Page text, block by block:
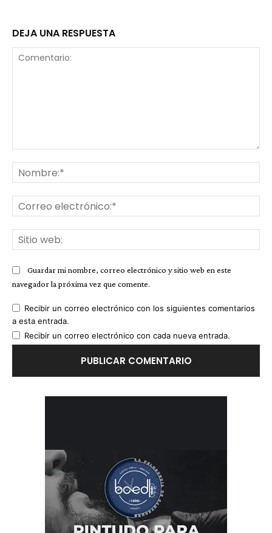
DEJA UNA RESPUESTA
Guardar mi nombre, correo electrónico y sitio web en este
navegador la próxima vez que comente.
Recibir un correo electrónico con los siguientes comentarios
a esta entrada.
Recibir un correo electrónico con cada nueva entrada.